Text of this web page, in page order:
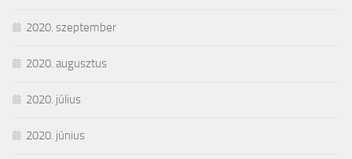
2020. szeptember
2020. augusztus
2020. július
2020. június